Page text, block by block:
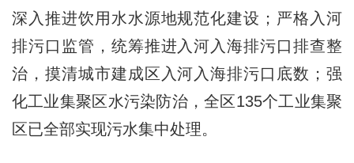
深入推进饮用水水源地规范化建设；严格入河
排污口监管，统筹推进入河入海排污口排查整
治，摸清城市建成区入河入海排污口底数；强
化工业集聚区水污染防治，全区135个工业集聚
区已全部实现污水集中处理。